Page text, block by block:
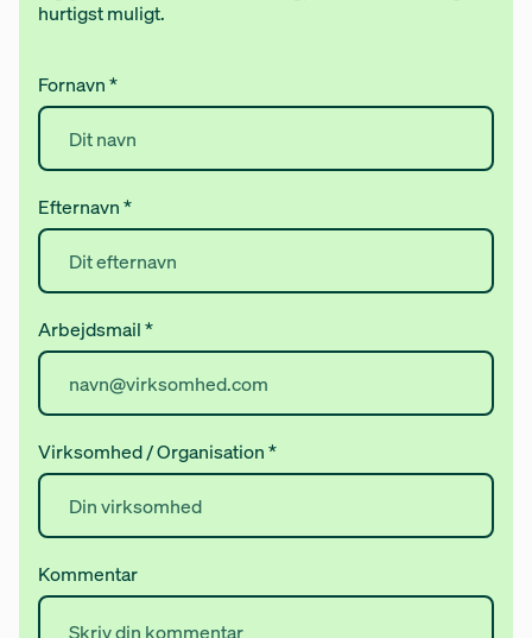
hurtigst muligt.
Fornavn*
Efternavn*
Arbejdsmail*
Virksomhed / Organisation*
Kommentar